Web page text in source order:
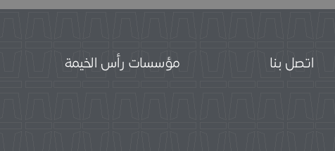
اتصل بنا مؤسسات رأس الخيمة